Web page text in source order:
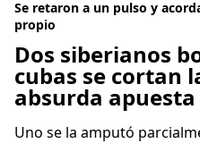
Se retaron a un pulso y
propio
Dos siberianos
cubas se cortan
absurda apuesta
Uno se la amputó